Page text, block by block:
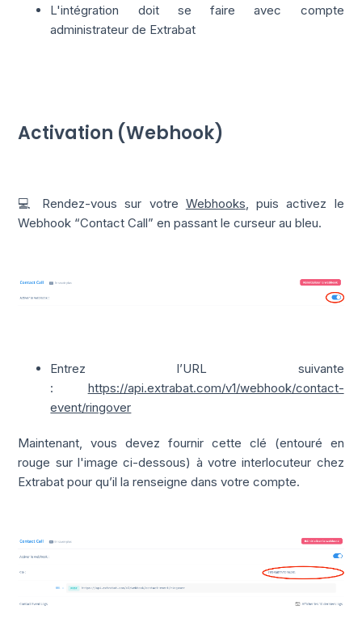
L'intégration doit se faire avec compte
administrateur de Extrabat
Activation (Webhook)
💻 Rendez-vous sur votre Webhooks , puis activez le
Webhook “Contact Call” en passant le curseur au bleu.
Entrez l’URL suivante
: https://api.extrabat.com/v1/webhook/contact-
event/ringover
Maintenant, vous devez fournir cette clé (entouré en
rouge sur l'image ci-dessous) à votre interlocuteur chez
Extrabat pour qu’il la renseigne dans votre compte.